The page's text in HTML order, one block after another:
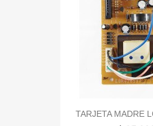
TARJETA MADRE